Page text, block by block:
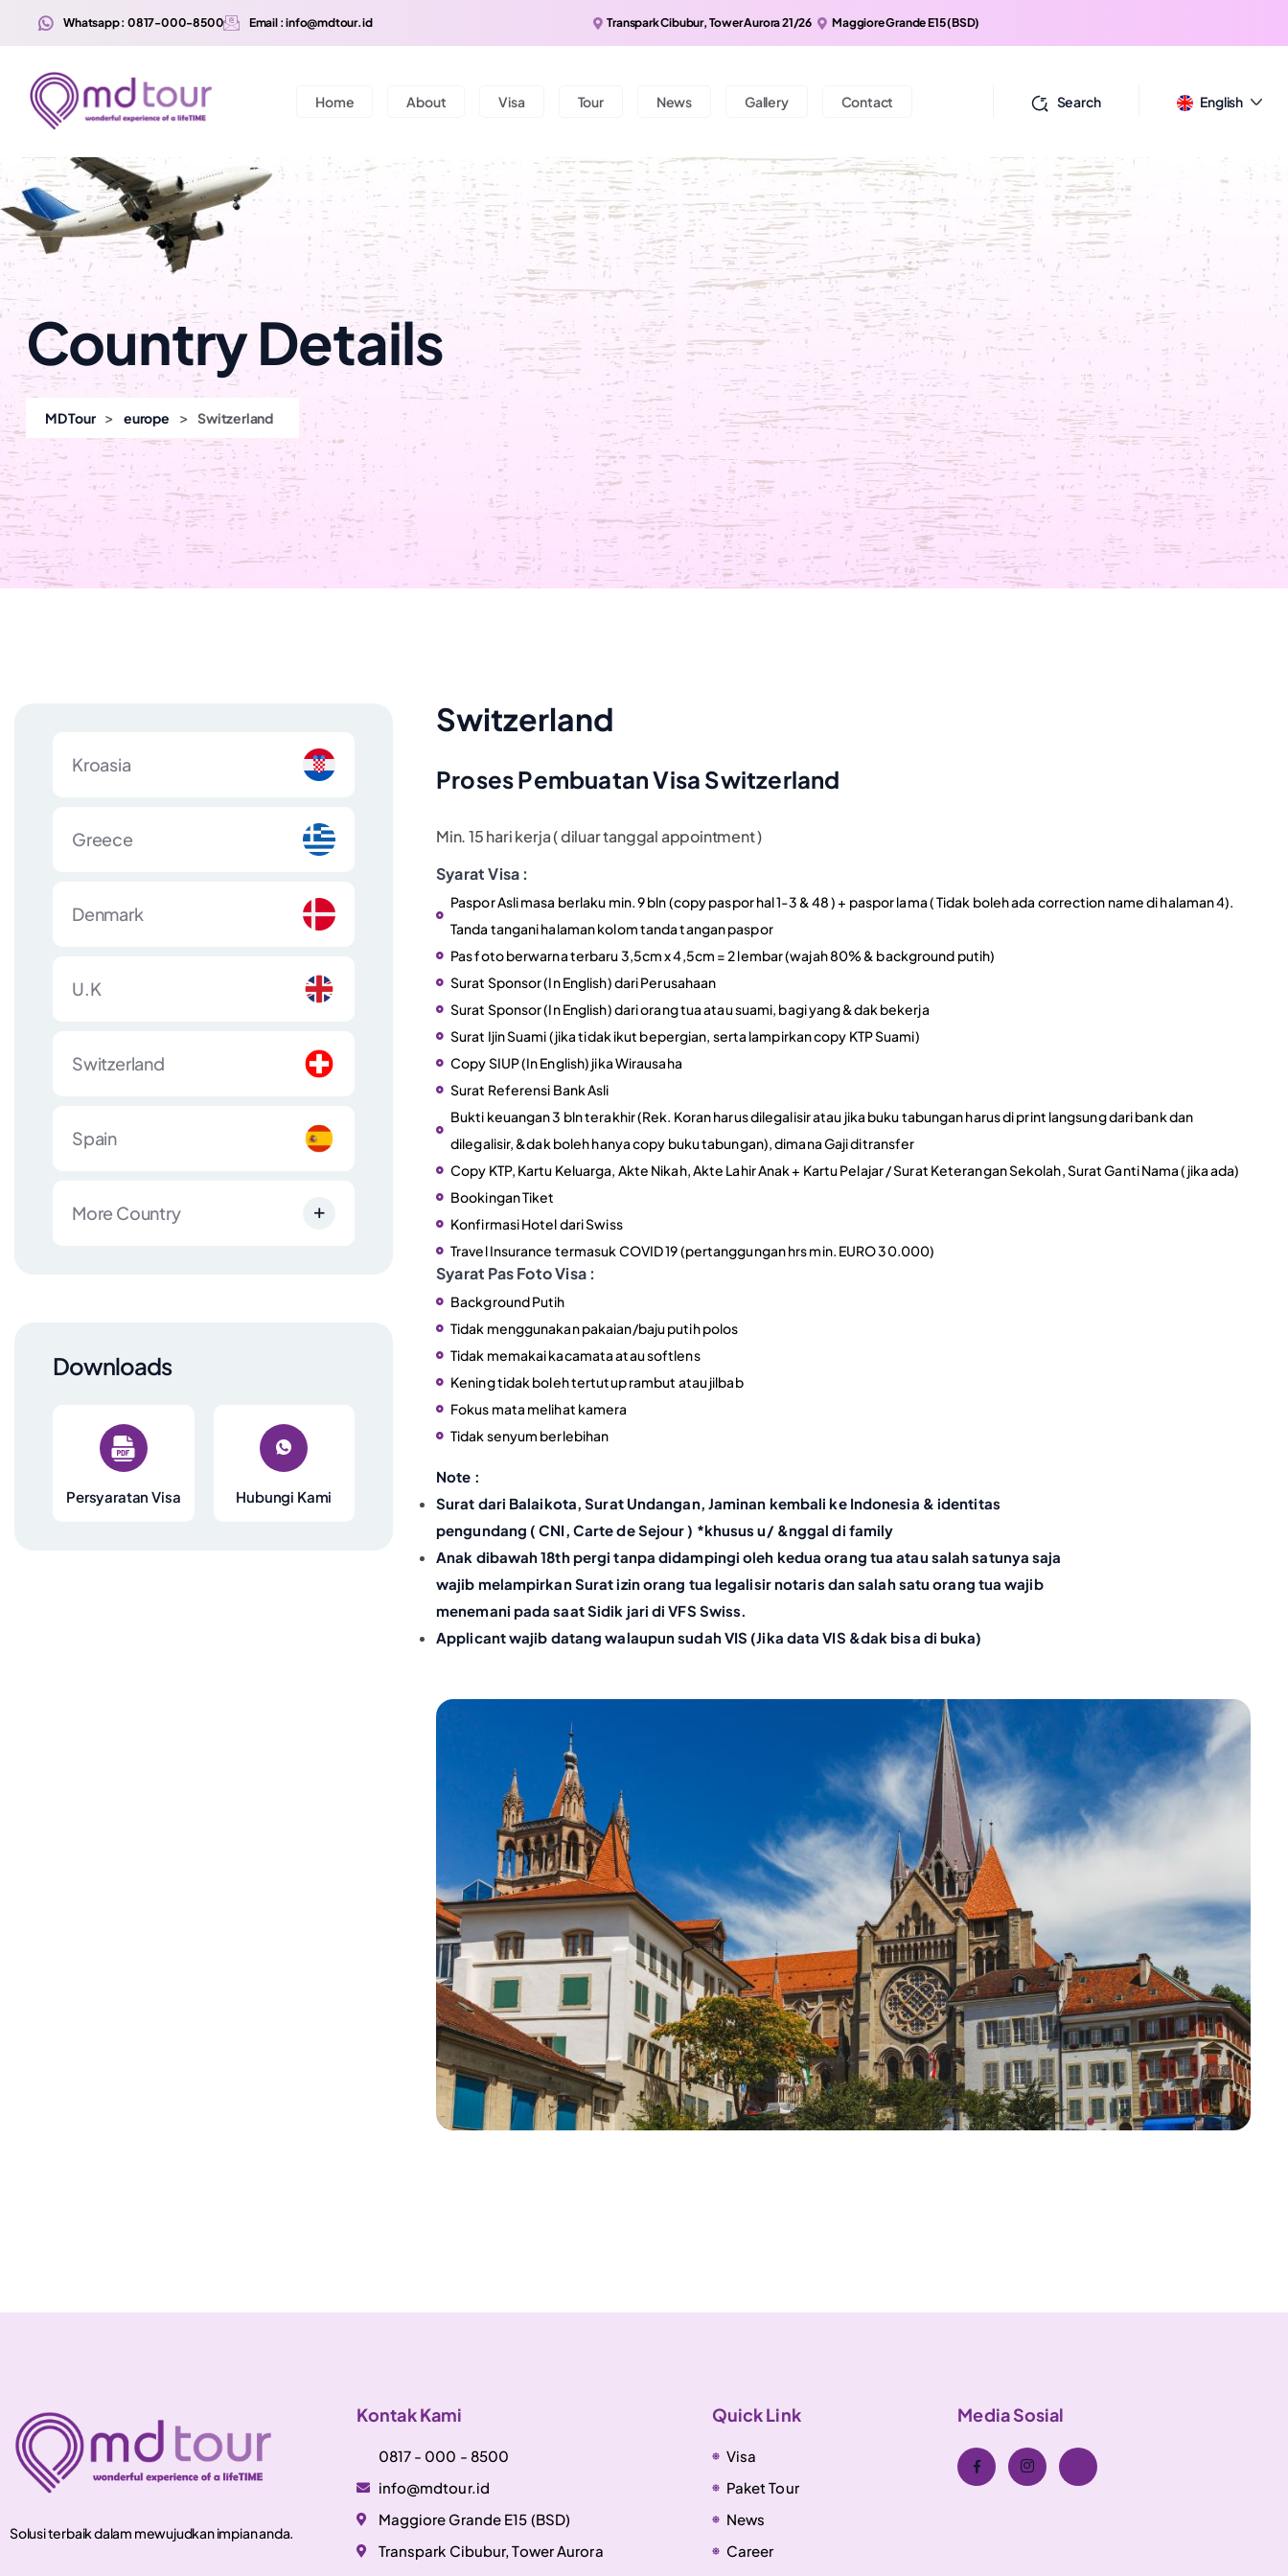
Whatsapp : 0817-000-8500 Email : info@mdtour.id Transpark Cibubur, Tower Aurora 21/26 Maggiore Grande E15 (BSD)
Home About Visa Tour News Gallery Contact Search English
Country Details
MD Tour > europe > Switzerland
Kroasia
Greece
Denmark
U.K
Switzerland
Spain
More Country
Downloads
Persyaratan Visa Hubungi Kami
Switzerland
Proses Pembuatan Visa Switzerland
Min. 15 hari kerja ( diluar tanggal appointment )
Syarat Visa :
Paspor Asli masa berlaku min. 9 bln (copy paspor hal 1-3 & 48 ) + paspor lama ( Tidak boleh ada correction name di halaman 4).
Tanda tangani halaman kolom tanda tangan paspor
Pas foto berwarna terbaru 3,5cm x 4,5cm = 2 lembar (wajah 80% & background putih)
Surat Sponsor (In English) dari Perusahaan
Surat Sponsor (In English) dari orang tua atau suami, bagi yang &dak bekerja
Surat Ijin Suami (jika tidak ikut bepergian, serta lampirkan copy KTP Suami)
Copy SIUP (In English) jika Wirausaha
Surat Referensi Bank Asli
Bukti keuangan 3 bln terakhir (Rek. Koran harus dilegalisir atau jika buku tabungan harus di print langsung dari bank dan
dilegalisir, &dak boleh hanya copy buku tabungan), dimana Gaji ditransfer
Copy KTP, Kartu Keluarga, Akte Nikah, Akte Lahir Anak + Kartu Pelajar / Surat Keterangan Sekolah, Surat Ganti Nama (jika ada)
Bookingan Tiket
Konfirmasi Hotel dari Swiss
Travel Insurance termasuk COVID 19 (pertanggungan hrs min. EURO 30.000)
Syarat Pas Foto Visa :
Background Putih
Tidak menggunakan pakaian/baju putih polos
Tidak memakai kacamata atau softlens
Kening tidak boleh tertutup rambut atau jilbab
Fokus mata melihat kamera
Tidak senyum berlebihan
Note :
Surat dari Balaikota, Surat Undangan, Jaminan kembali ke Indonesia & identitas
pengundang ( CNI, Carte de Sejour ) *khusus u/ &nggal di family
Anak dibawah 18th pergi tanpa didampingi oleh kedua orang tua atau salah satunya saja
wajib melampirkan Surat izin orang tua legalisir notaris dan salah satu orang tua wajib
menemani pada saat Sidik jari di VFS Swiss.
Applicant wajib datang walaupun sudah VIS (Jika data VIS &dak bisa di buka)
Solusi terbaik dalam mewujudkan impian anda.
Kontak Kami
0817 - 000 - 8500
info@mdtour.id
Maggiore Grande E15 (BSD)
Transpark Cibubur, Tower Aurora
Quick Link
Visa
Paket Tour
News
Career
Media Sosial